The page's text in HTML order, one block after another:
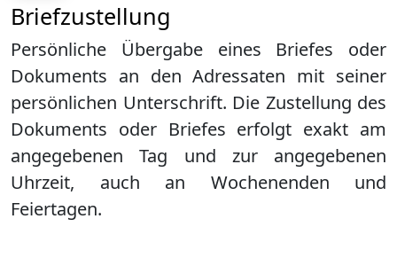
Briefzustellung
Persönliche Übergabe eines Briefes oder
Dokuments an den Adressaten mit seiner
persönlichen Unterschrift. Die Zustellung des
Dokuments oder Briefes erfolgt exakt am
angegebenen Tag und zur angegebenen
Uhrzeit, auch an Wochenenden und
Feiertagen.